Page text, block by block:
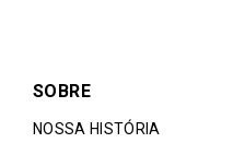
SOBRE
NOSSA HISTÓRIA